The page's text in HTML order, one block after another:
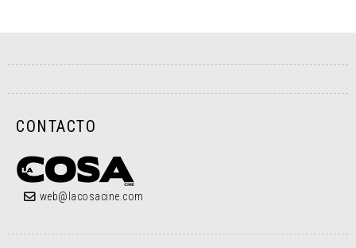
CONTACTO
web@lacosacine.com